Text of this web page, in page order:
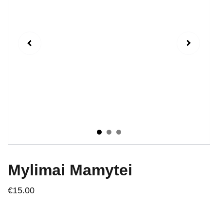
Mylimai Mamytei
€15.00